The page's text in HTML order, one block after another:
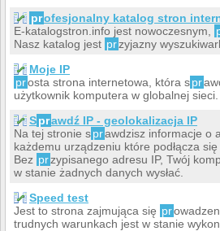
profesjonalny katalog stron
E-katalogstron.info jest nowoczesnym,
Nasz katalog jest przyjazny
Moje IP
prosta strona internetowa, która spr
użytkownik komputera w globalnej sieci.
Sprawdź IP - geolokalizacja IP
Na tej stronie sprawdzisz informacje o
każdemu urządzeniu które podłącza
Bez przypisanego adresu IP, Twój
w stanie żadnych danych wysłać.
Speed test
Jest to strona zajmująca się pr
trudnych warunkach jest w stanie